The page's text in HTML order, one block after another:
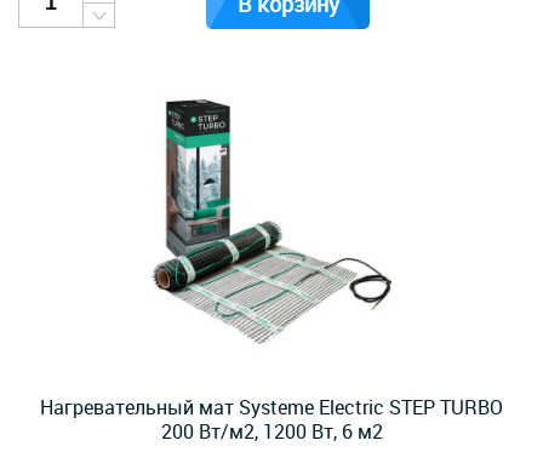
Нагревательный мат Systeme Electric STEP TURBO
200 Вт/м2, 1200 Вт, 6 м2